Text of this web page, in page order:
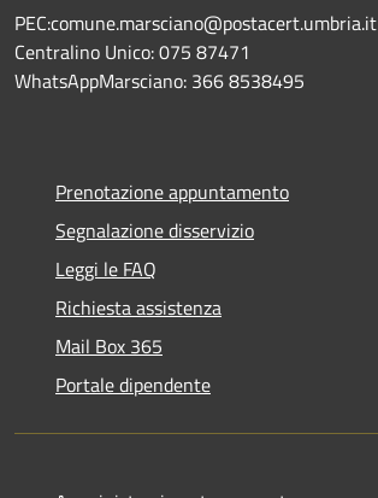
PEC:comune.marsciano@postacert.umbria.it
Centralino Unico: 075 87471
WhatsAppMarsciano: 366 8538495
Prenotazione appuntamento
Segnalazione disservizio
Leggi le FAQ
Richiesta assistenza
Mail Box 365
Portale dipendente